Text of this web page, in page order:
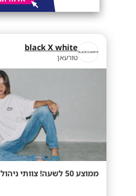
black X white
טורעאן
ממוצע 50 לשעה! צוותי ניהול ומכירה!!